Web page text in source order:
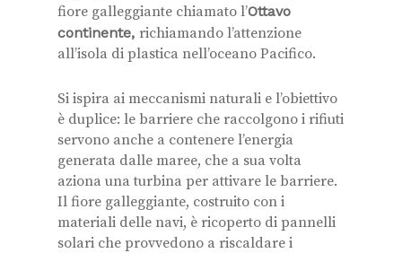
fiore galleggiante chiamato l’Ottavo
continente, richiamando l’attenzione
all’isola di plastica nell’oceano Pacifico.
Si ispira ai meccanismi naturali e l’obiettivo
è duplice: le barriere che raccolgono i rifiuti
servono anche a contenere l’energia
generata dalle maree, che a sua volta
aziona una turbina per attivare le barriere.
Il fiore galleggiante, costruito con i
materiali delle navi, è ricoperto di pannelli
solari che provvedono a riscaldare i